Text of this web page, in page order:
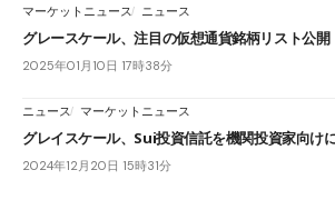
マーケットニュース ニュース
グレースケール、注目の仮想通貨銘柄リスト公開
2025年01月10日 17時38分
ニュース マーケットニュース
グレイスケール、Sui投資信託を機関投資家向け
2024年12月20日 15時31分